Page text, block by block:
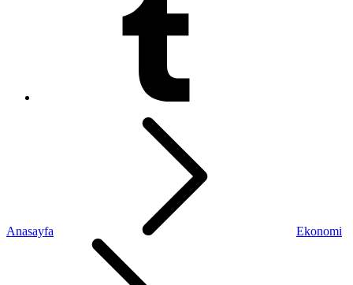
Anasayfa Ekonomi